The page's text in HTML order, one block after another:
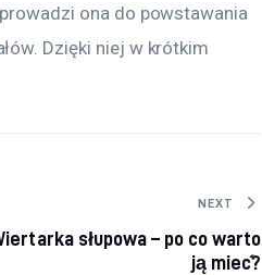
ona do powstawania
Dzięki niej w krótkim
NEXT
słupowa – po co warto
ją mieć?